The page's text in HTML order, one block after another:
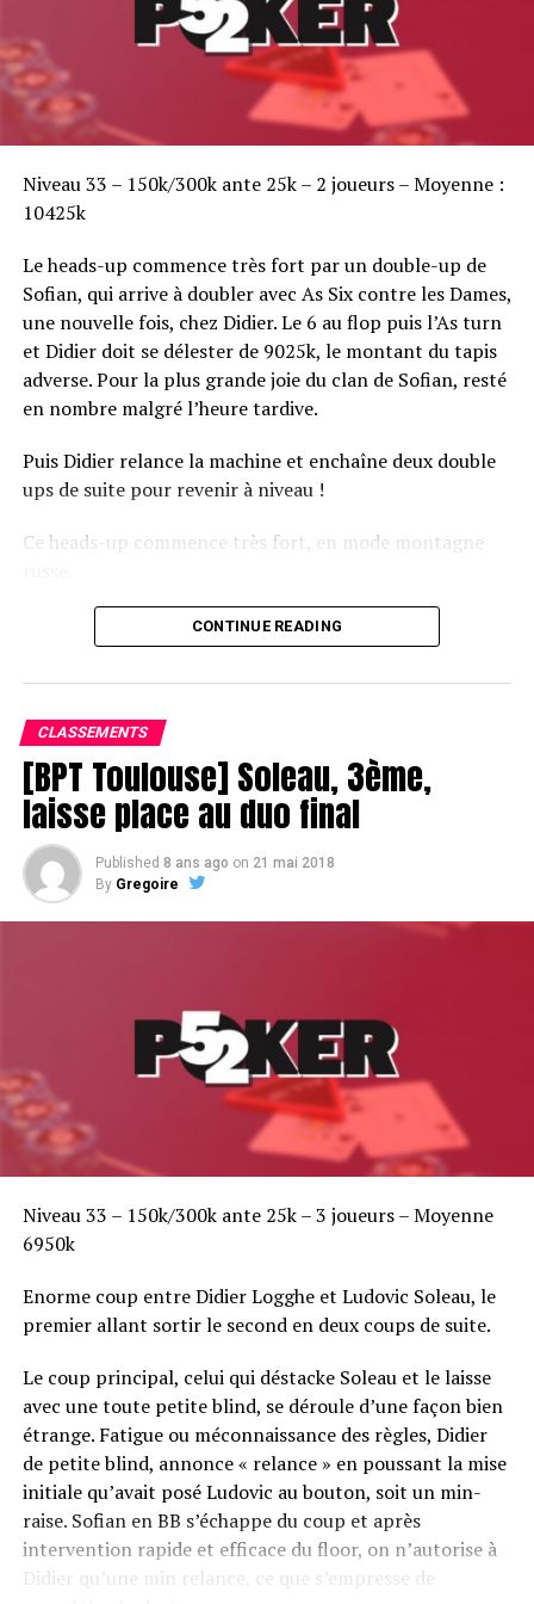
Niveau 33 – 150k/300k ante 25k – 2 joueurs – Moyenne :
10425k
Le heads-up commence très fort par un double-up de
Sofian, qui arrive à doubler avec As Six contre les Dames,
une nouvelle fois, chez Didier. Le 6 au flop puis l’As turn
et Didier doit se délester de 9025k, le montant du tapis
adverse. Pour la plus grande joie du clan de Sofian, resté
en nombre malgré l’heure tardive.
Puis Didier relance la machine et enchaîne deux double
ups de suite pour revenir à niveau !
Ce heads-up commence très fort, en mode montagne
Le champagne va réchauffer si les deux finalistes ne se décident pas !
CONTINUE READING
CLASSEMENTS
[BPT Toulouse] Soleau, 3ème,
laisse place au duo final
Published 8 ans ago on 21 mai 2018
By Gregoire
Niveau 33 – 150k/300k ante 25k – 3 joueurs – Moyenne
6950k
Enorme coup entre Didier Logghe et Ludovic Soleau, le
premier allant sortir le second en deux coups de suite.
Le coup principal, celui qui déstacke Soleau et le laisse
avec une toute petite blind, se déroule d’une façon bien
étrange. Fatigue ou méconnaissance des règles, Didier
de petite blind, annonce « relance » en poussant la mise
initiale qu’avait posé Ludovic au bouton, soit un min-
raise. Sofian en BB s’échappe du coup et après
intervention rapide et efficace du floor, on n’autorise à
Didier qu’une min relance, ce que s’empresse de